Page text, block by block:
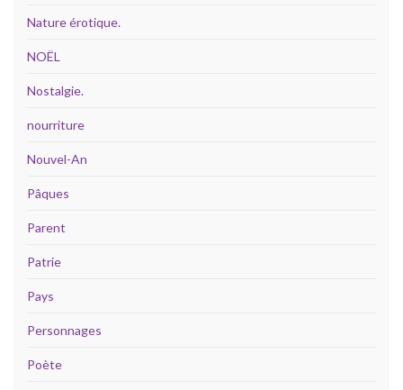
Nature érotique.
NOËL
Nostalgie.
nourriture
Nouvel-An
Pâques
Parent
Patrie
Pays
Personnages
Poète